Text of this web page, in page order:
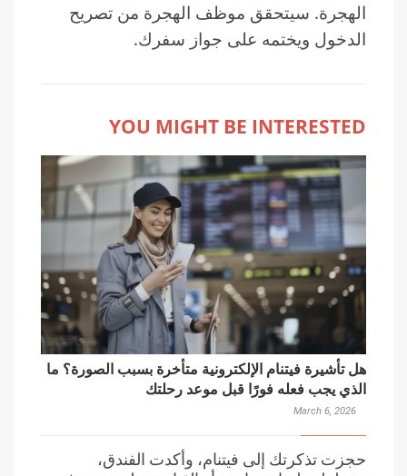
الهجرة. سيتحقق موظف الهجرة من تصريح
الدخول ويختمه على جواز سفرك.
YOU MIGHT BE INTERESTED
هل تأشيرة فيتنام الإلكترونية متأخرة بسبب الصورة؟ ما
الذي يجب فعله فورًا قبل موعد رحلتك
March 6, 2026
حجزت تذكرتك إلى فيتنام، وأكدت الفندق،